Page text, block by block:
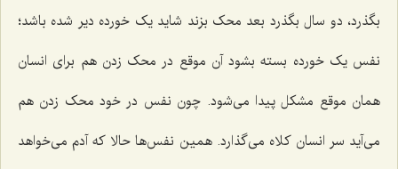
بگذرد، دو سال بگذرد بعد محک بزند شاید یک خورده دیر شده باشد؛
نفس یک خورده بسته بشود آن موقع در محک زدن هم برای انسان
همان موقع مشکل پیدا می‌شود. چون نفس در خود محک زدن هم
می‌آید سر انسان کلاه می‌گذارد. همین نفس‌ها حالا که آدم می‌خواهد